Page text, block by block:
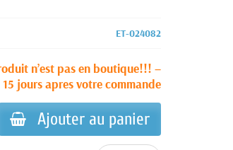
ET-024082
n’est pas en boutique!!! –
jours apres votre commande
Ajouter au panier